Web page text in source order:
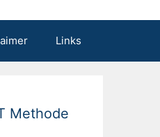
Links
Methode